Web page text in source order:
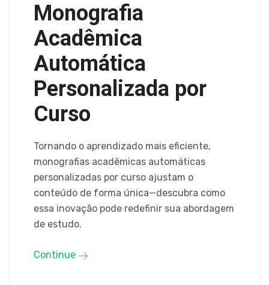
Monografia
Acadêmica
Automática
Personalizada por
Curso
Tornando o aprendizado mais eficiente,
monografias acadêmicas automáticas
personalizadas por curso ajustam o
conteúdo de forma única—descubra como
essa inovação pode redefinir sua abordagem
de estudo.
Continue